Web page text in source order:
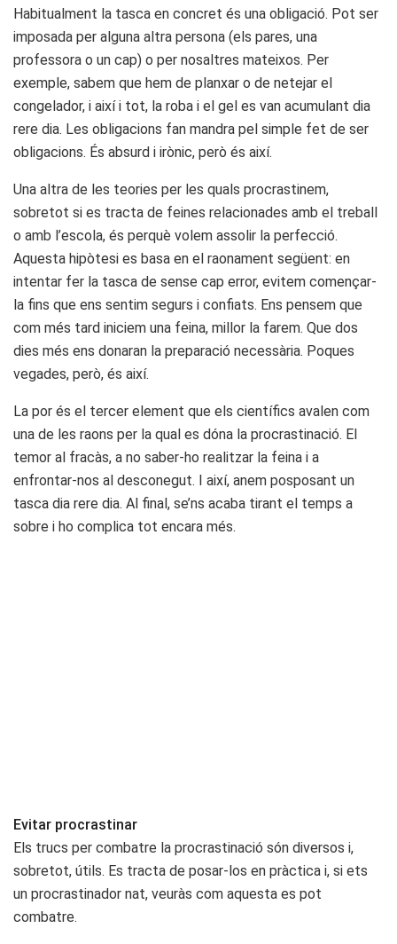
Habitualment la tasca en concret és una obligació. Pot ser
imposada per alguna altra persona (els pares, una
professora o un cap) o per nosaltres mateixos. Per
exemple, sabem que hem de planxar o de netejar el
congelador, i així i tot, la roba i el gel es van acumulant dia
rere dia. Les obligacions fan mandra pel simple fet de ser
obligacions. És absurd i irònic, però és així.
Una altra de les teories per les quals procrastinem,
sobretot si es tracta de feines relacionades amb el treball
o amb l’escola, és perquè volem assolir la perfecció.
Aquesta hipòtesi es basa en el raonament següent: en
intentar fer la tasca de sense cap error, evitem començar-
la fins que ens sentim segurs i confiats. Ens pensem que
com més tard iniciem una feina, millor la farem. Que dos
dies més ens donaran la preparació necessària. Poques
vegades, però, és així.
La por és el tercer element que els científics avalen com
una de les raons per la qual es dóna la procrastinació. El
temor al fracàs, a no saber-ho realitzar la feina i a
enfrontar-nos al desconegut. I així, anem posposant un
tasca dia rere dia. Al final, se’ns acaba tirant el temps a
sobre i ho complica tot encara més.
Evitar procrastinar
Els trucs per combatre la procrastinació són diversos i,
sobretot, útils. Es tracta de posar-los en pràctica i, si ets
un procrastinador nat, veuràs com aquesta es pot
combatre.